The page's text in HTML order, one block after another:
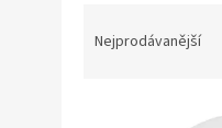
Nejprodávanější